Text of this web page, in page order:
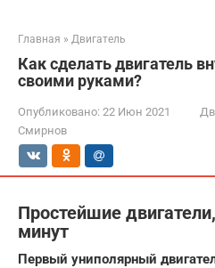
Главная » Двигатель
Как сделать двигатель
своими руками?
Опубликовано: 22 Июн 2021
Смирнов
Простейшие
минут
Первый униполярный